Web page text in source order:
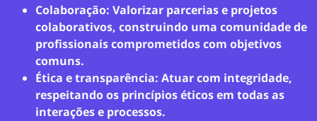
Colaboração: Valorizar parcerias e projetos
colaborativos, construindo uma comunidade de
profissionais comprometidos com objetivos
comuns.
Ética e transparência: Atuar com integridade,
respeitando os princípios éticos em todas as
interações e processos.